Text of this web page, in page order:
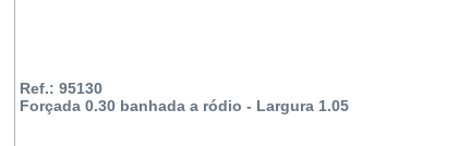
Ref.: 95130
Forçada 0.30 banhada a ródio - Largura 1.05